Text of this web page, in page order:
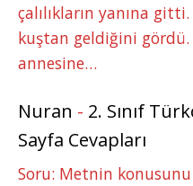
çalılıkların yanına
kuştan geldiğini gördü.
annesine…
Nuran - 2. Sınıf
Sayfa Cevapları
Soru: Metnin konusunu